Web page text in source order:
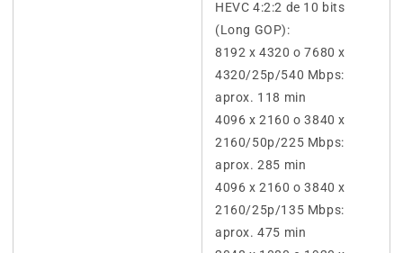
HEVC 4:2:2 de 10 bits
(Long GOP):
8192 x 4320 o 7680 x
4320/25p/540 Mbps:
aprox. 118 min
4096 x 2160 o 3840 x
2160/50p/225 Mbps:
aprox. 285 min
4096 x 2160 o 3840 x
2160/25p/135 Mbps:
aprox. 475 min